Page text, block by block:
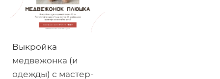
Выкройка
медвежонка (и
одежды) с мастер-